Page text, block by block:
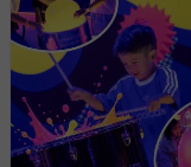
瑕疵退換貨所產
退貨，您可至『
並點選『我要退
至媽咪愛LINE@
與服務，謝謝。